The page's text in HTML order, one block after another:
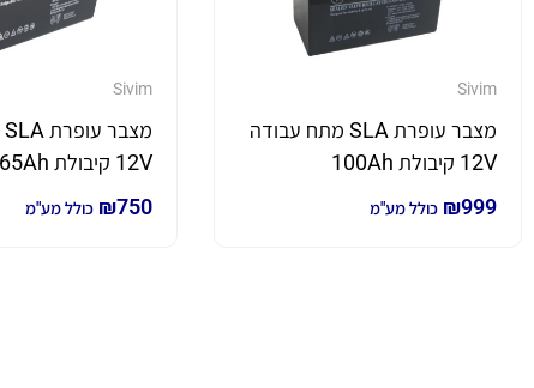
Sivim
מצבר עופרת SLA מתח עבודה
12V קיבולת 100Ah
₪999 כולל מע"מ
Sivim
12V קיבולת 65Ah
₪750 כולל מע"מ